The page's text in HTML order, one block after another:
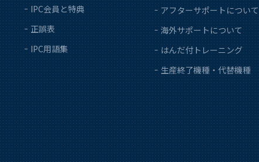
IPC会員と特典
正誤表
IPC用語集
アフターサポートについて
海外サポートについて
はんだ付トレーニング
生産終了機種・代替機種